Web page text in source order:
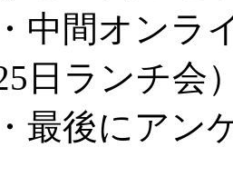
・中間オンラ
日ランチ会
・最後にアン